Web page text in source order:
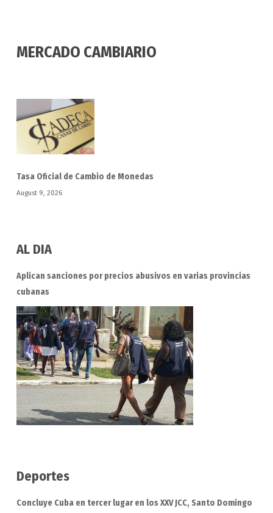
MERCADO CAMBIARIO
Tasa Oficial de Cambio de Monedas
August 9, 2026
AL DIA
Aplican sanciones por precios abusivos en varias provincias
cubanas
Deportes
Concluye Cuba en tercer lugar en los XXV JCC, Santo Domingo